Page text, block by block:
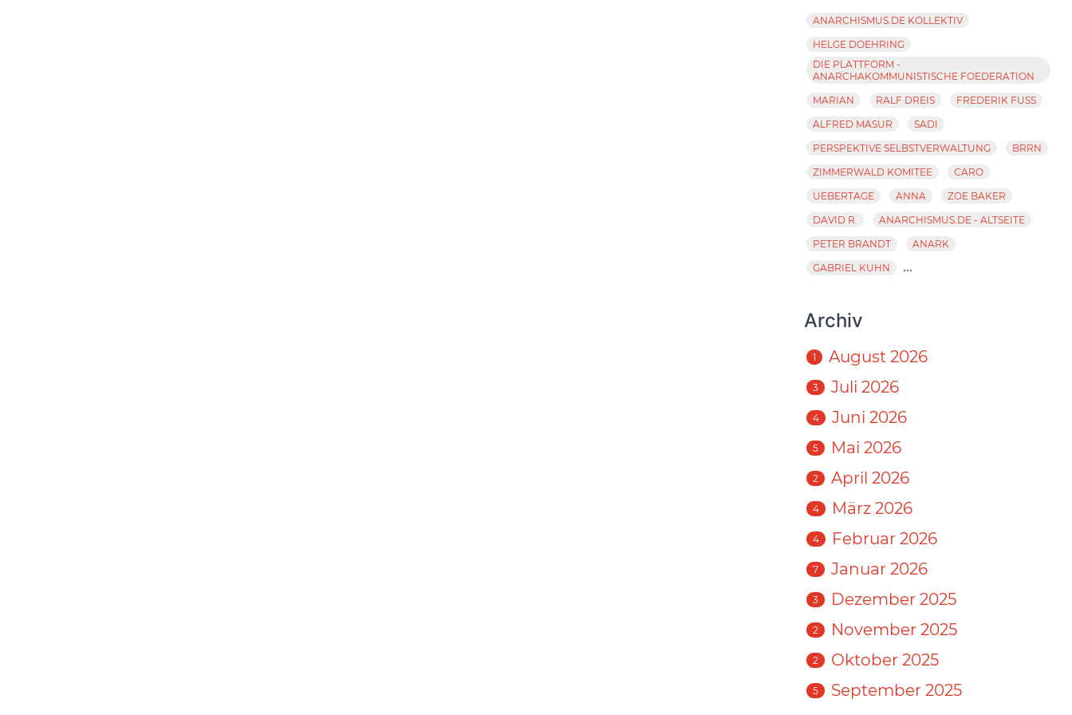
ANARCHISMUS.DE KOLLEKTIV
HELGE DOEHRING
DIE PLATTFORM -
ANARCHAKOMMUNISTISCHE FOEDERATION
MARIAN
RALF DREIS
FREDERIK FUSS
ALFRED MASUR
SADI
PERSPEKTIVE SELBSTVERWALTUNG
BRRN
ZIMMERWALD KOMITEE
CARO
UEBERTAGE
ANNA
ZOE BAKER
DAVID R.
ANARCHISMUS.DE - ALTSEITE
PETER BRANDT
ANARK
GABRIEL KUHN
...
Archiv
1 August 2026
3 Juli 2026
4 Juni 2026
5 Mai 2026
2 April 2026
4 März 2026
4 Februar 2026
7 Januar 2026
3 Dezember 2025
2 November 2025
2 Oktober 2025
5 September 2025